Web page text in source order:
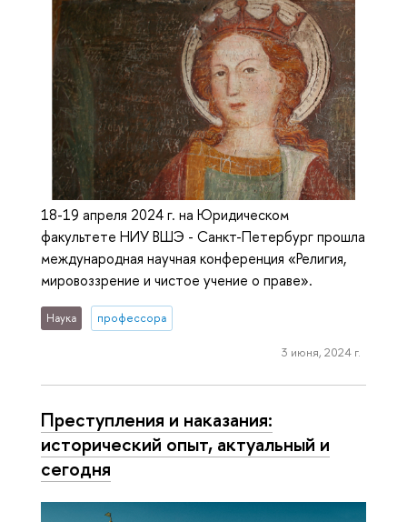
18-19 апреля 2024 г. на Юридическом
факультете НИУ ВШЭ - Санкт-Петербург прошла
международная научная конференция «Религия,
мировоззрение и чистое учение о праве».
Наука профессора
3 июня, 2024 г.
Преступления и наказания:
исторический опыт, актуальный и
сегодня